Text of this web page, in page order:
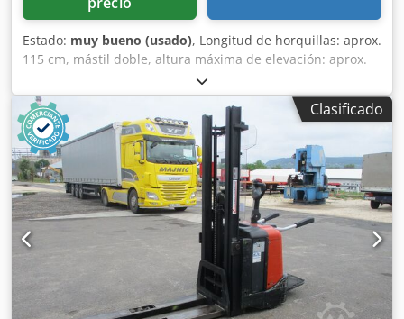
Estado: muy bueno (usado), Longitud de horquillas: aprox.
115 cm, mástil doble, altura máxima de elevación: aprox.
320 cm, capacidad máxima de carga: aprox. 1000 kg, peso
sin batería: aprox. 1040 kg, año de fabricación: 2018,
defectos conocidos: la horquilla no eleva y la batería está
descargada. Apilador de gran elevación BT SPE 200 DN.
Codpfx Acjyu Tfbsnsrf
Clasificado